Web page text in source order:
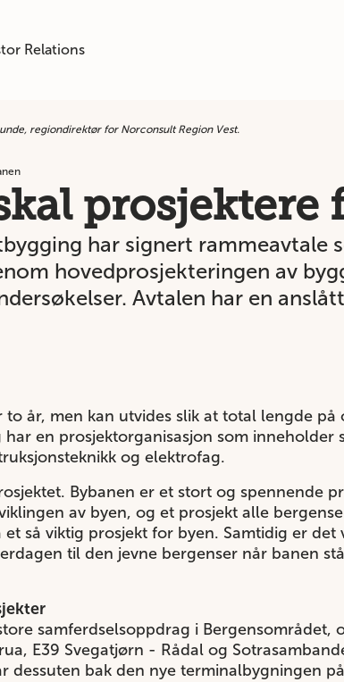
Relations
regiondirektør for Norconsult Region Vest.
prosjektere
har signert rammeavtale
hovedprosjekteringen av
Avtalen har en
år, men kan utvides slik at total lengde
en prosjektorganisasjon som
og elektrofag.
Bybanen er et stort og spennende
av byen, og et prosjekt alle
så viktig prosjekt for byen. Samtidig er
til den jevne bergenser når banen
samferdselsoppdrag i
E39 Svegatjørn - Rådal og
bak den nye terminalbygningen